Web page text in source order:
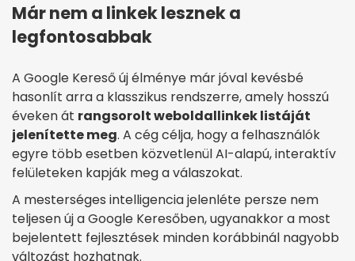
Már nem a linkek lesznek a
legfontosabbak
A Google Kereső új élménye már jóval kevésbé
hasonlít arra a klasszikus rendszerre, amely hosszú
éveken át rangsorolt weboldallinkek listáját
jelenítette meg. A cég célja, hogy a felhasználók
egyre több esetben közvetlenül AI-alapú, interaktív
felületeken kapják meg a válaszokat.
A mesterséges intelligencia jelenléte persze nem
teljesen új a Google Keresőben, ugyanakkor a most
bejelentett fejlesztések minden korábbinál nagyobb
változást hozhatnak.